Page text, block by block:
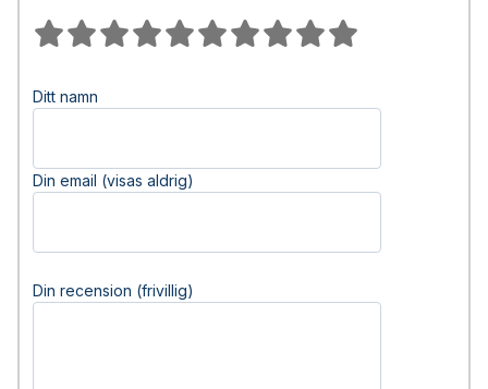
Ditt namn
Din email (visas aldrig)
Din recension (frivillig)